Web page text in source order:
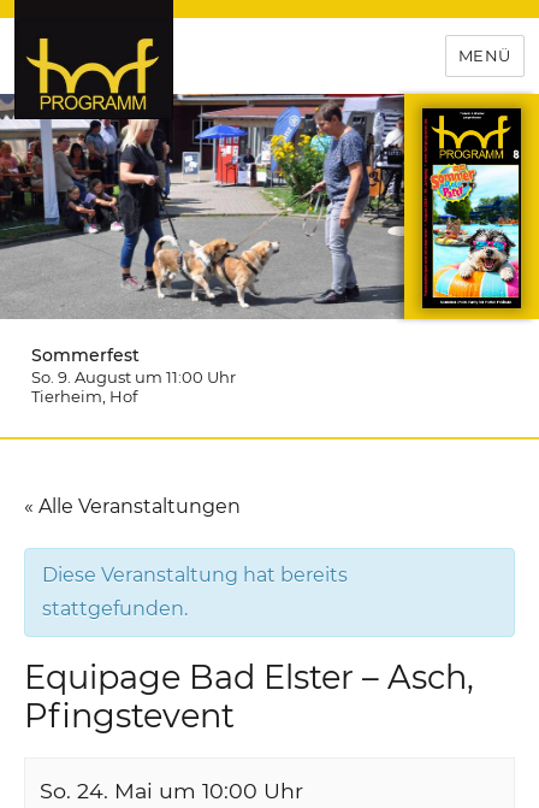
hof-programm – das
Veranstaltungsportal für
Hochfranken
MENÜ
Sommerfest
So. 9. August um 11:00 Uhr
Tierheim , Hof
« Alle Veranstaltungen
Diese Veranstaltung hat bereits
stattgefunden.
Equipage Bad Elster – Asch,
Pfingstevent
So. 24. Mai um 10:00 Uhr